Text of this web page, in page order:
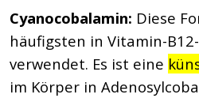
Cyanocobalamin: Diese
häufigsten in Vitamin-
verwendet. Es ist eine
im Körper in